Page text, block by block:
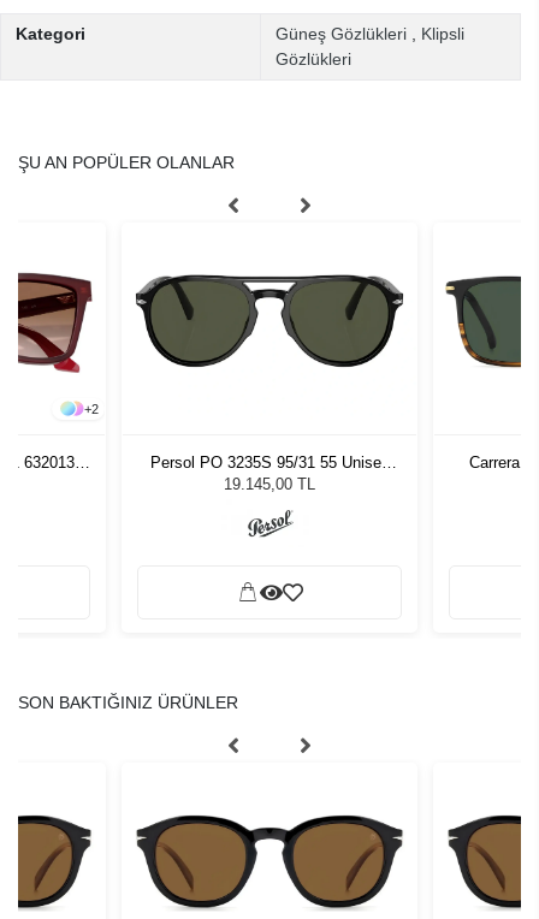
Kategori Güneş Gözlükleri
Klipsli
Gözlükleri
ŞU AN POPÜLER OLANLAR
+2
632013
Persol PO 3235S 95/31 55 Unisex
Güneş Gözlüğü
19.145,00 TL
Carrera
SON BAKTIĞINIZ ÜRÜNLER